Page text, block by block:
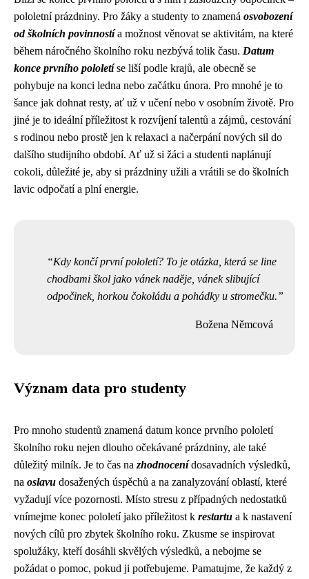
pololetní prázdniny. Pro žáky a studenty to znamená osvobození
od školních povinnostía možnost věnovat se aktivitám, na které
během náročného školního roku nezbývá tolik času. Datum
konce prvního pololetíse liší podle krajů, ale obecně se
pohybuje na konci ledna nebo začátku února. Pro mnohé je to
šance jak dohnat resty, ať už v učení nebo v osobním životě. Pro
jiné je to ideální příležitost k rozvíjení talentů a zájmů, cestování
s rodinou nebo prostě jen k relaxaci a načerpání nových sil do
dalšího studijního období. Ať už si žáci a studenti naplánují
cokoli, důležité je, aby si prázdniny užili a vrátili se do školních
lavic odpočatí a plní energie.
Kdy končí první pololetí? To je otázka, která se line
chodbami škol jako vánek naděje, vánek slibující
odpočinek, horkou čokoládu a pohádky u stromečku.
Božena Němcová
Význam data pro studenty
Pro mnoho studentů znamená datum konce prvního pololetí
školního roku nejen dlouho očekávané prázdniny, ale také
důležitý milník. Je to čas na zhodnocenídosavadních výsledků,
na oslavu dosažených úspěchů a na zanalyzování oblastí, které
vyžadují více pozornosti. Místo stresu z případných nedostatků
vnímejme konec pololetí jako příležitost k restartu a k nastavení
nových cílů pro zbytek školního roku. Zkusme se inspirovat
spolužáky, kteří dosáhli skvělých výsledků, a nebojme se
požádat o pomoc, pokud ji potřebujeme. Pamatujme, že každý z